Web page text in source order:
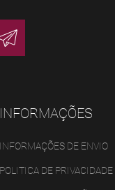
INFORMAÇÕES
INFORMAÇÕES DE ENVIO
POLITICA DE PRIVACIDADE